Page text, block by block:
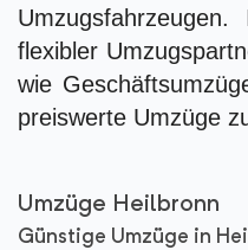
flexibler
wie
preiswerte Umzüge
Umzüge Heilbronn
Günstige Umzüge in